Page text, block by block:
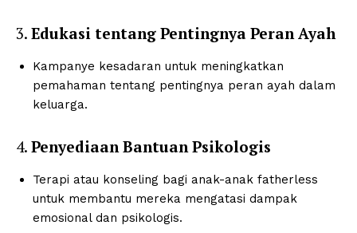
3. Edukasi tentang Pentingnya Peran Ayah
Kampanye kesadaran untuk meningkatkan
pemahaman tentang pentingnya peran ayah dalam
keluarga.
4. Penyediaan Bantuan Psikologis
Terapi atau konseling bagi anak-anak fatherless
untuk membantu mereka mengatasi dampak
emosional dan psikologis.